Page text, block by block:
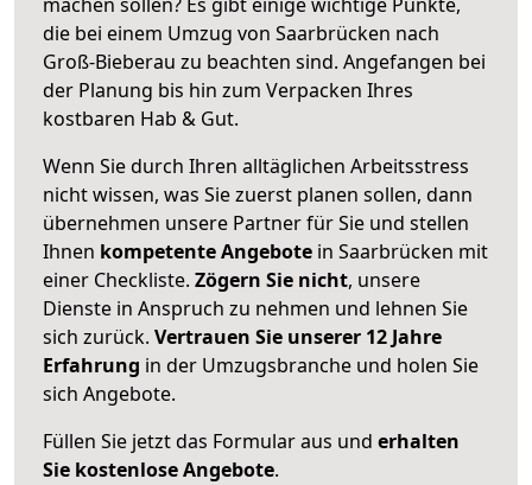
die bei einem Umzug von Saarbrücken nach
Groß-Bieberau zu beachten sind. Angefangen bei
der Planung bis hin zum Verpacken Ihres
kostbaren Hab & Gut.
Wenn Sie durch Ihren alltäglichen Arbeitsstress
nicht wissen, was Sie zuerst planen sollen, dann
übernehmen unsere Partner für Sie und stellen
Ihnen kompetente Angebote in Saarbrücken mit
einer Checkliste. Zögern Sie nicht, unsere
Dienste in Anspruch zu nehmen und lehnen Sie
sich zurück. Vertrauen Sie unserer 12 Jahre
Erfahrung in der Umzugsbranche und holen Sie
sich Angebote.
Füllen Sie jetzt das Formular aus und erhalten
Sie kostenlose Angebote.